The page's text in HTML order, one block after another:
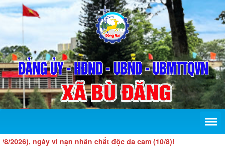
ngày vì nạn nhân chất độc da cam (10/8)!